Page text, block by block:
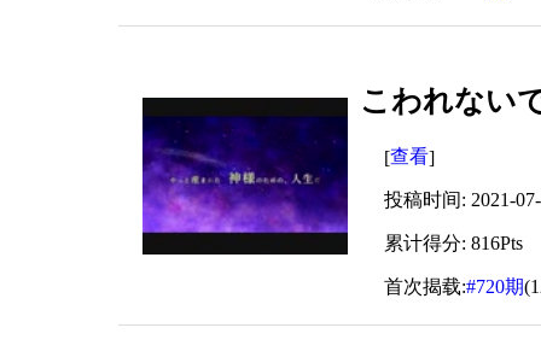
こわれない
[查看]
投稿时间: 2021-
累计得分: 816Pts
首次揭载:#720期